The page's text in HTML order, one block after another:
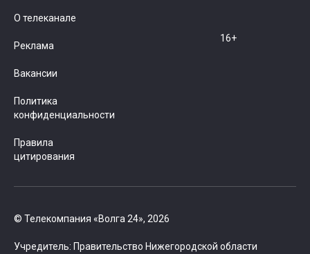
© Телекомпания «Волга 24», 2026
Учредитель: Правительство Нижегородской области
О телеканале
Реклама
Вакансии
Политика
конфиденциальности
Правила
цитирования
16+